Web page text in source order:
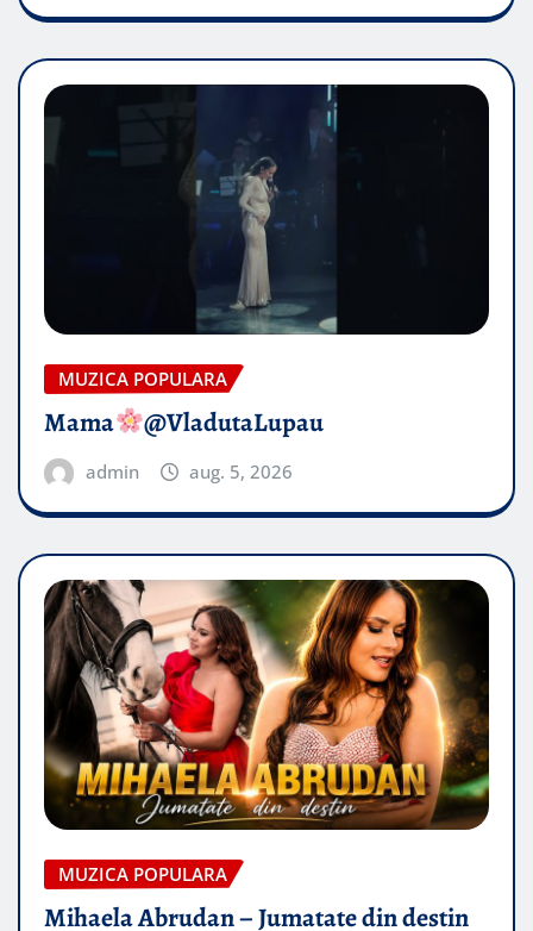
MUZICA POPULARA
Mama @VladutaLupau
admin aug. 5, 2026
MUZICA POPULARA
Mihaela Abrudan – Jumatate din destin